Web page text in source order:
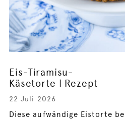
Eis-Tiramisu-
Käsetorte | Rezept
22 Juli 2026
Diese aufwändige Eistorte